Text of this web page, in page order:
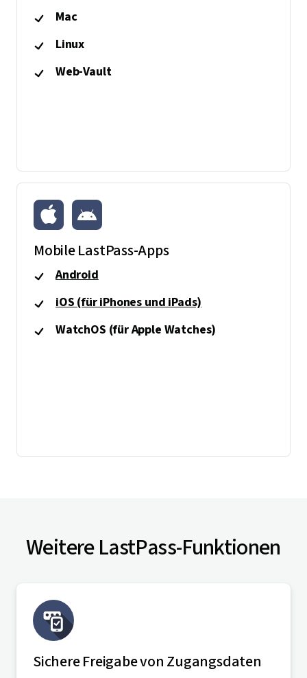
Mac
Linux
Web-Vault
Mobile LastPass-Apps
Android
iOS (für iPhones und iPads)
WatchOS (für Apple Watches)
Weitere LastPass-Funktionen
Sichere Freigabe von Zugangsdaten